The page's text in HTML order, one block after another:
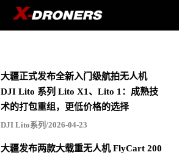
大疆正式发布全新入门级航拍无人机
DJI Lito 系列 Lito X1、Lito 1：成熟技
术的打包重组，更低价格的选择
DJI Lito系列/2026-04-23
大疆发布两款大载重无人机 FlyCart 200